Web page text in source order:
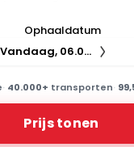
Ophaaldatum
Vandaag, 06.08.26
· 40.000+ transporten·
Prijs tonen